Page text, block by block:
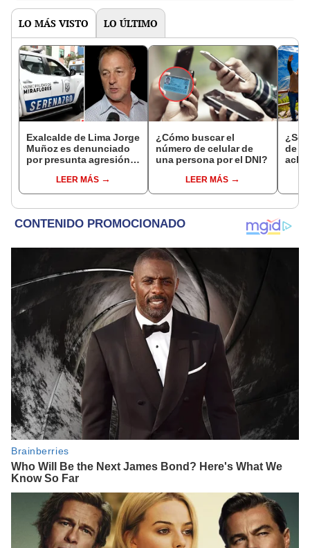
LO MÁS VISTO LO ÚLTIMO
Exalcalde de Lima Jorge
Muñoz es denunciado
por presunta agresión
de Miraflores
LEER MÁS
¿Cómo buscar el
número de celular de
una persona por el DNI?
LEER MÁS
¿Se
de